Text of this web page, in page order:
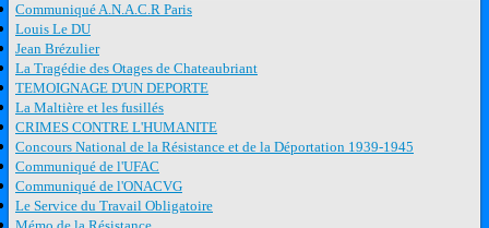
Communiqué A.N.A.C.R Paris
Louis Le DU
Jean Brézulier
La Tragédie des Otages de Chateaubriant
TEMOIGNAGE D'UN DEPORTE
La Maltière et les fusillés
CRIMES CONTRE L'HUMANITE
Concours National de la Résistance et de la Déportation 1939-1945
Communiqué de l'UFAC
Communiqué de l'ONACVG
Le Service du Travail Obligatoire